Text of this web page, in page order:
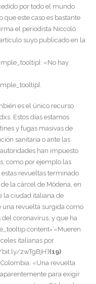
por todo el mundo
que este caso es bastante
el periodista Niccoló
suyo publicado en la
: «No hay
es el único recurso
Estos días estamos
y fugas masivas de
sanitaria o ante las
han impuesto
como por ejemplo las
revueltas terminado
la cárcel de Módena, en
la ciudad italiana de
una revuelta surgida como
coronavirus, y que ha
content=’«Mueren
italianas por
2wTgBjH’] (19)
«Una revuelta
aparentemente para exigir